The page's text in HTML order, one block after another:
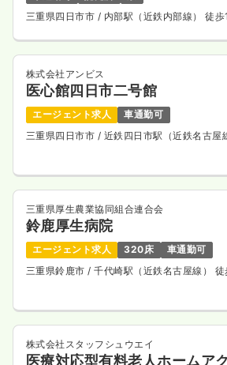
三重県四日市市 / 内部駅（近鉄内部線） 徒歩
株式会社アンビス
医心館四日市二号館
エージェント求人
車通勤可
三重県四日市市 / 近鉄四日市駅（近鉄名古屋
三重県厚生農業協同組合連合会
鈴鹿厚生病院
エージェント求人 320床
車通勤可
三重県鈴鹿市 / 千代崎駅（近鉄名古屋線） 徒
株式会社スタッフシュウエイ
医療対応型有料老人ホームア